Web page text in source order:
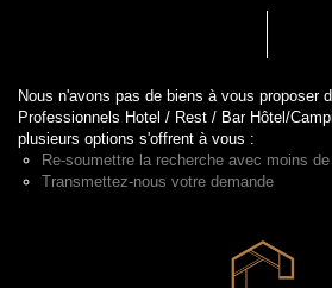
Nous n'avons pas de biens à vous proposer
Professionnels Hotel / Rest / Bar Hôtel/
plusieurs options s'offrent à vous :
Re-soumettre la recherche avec moins
Transmettez-nous votre demande